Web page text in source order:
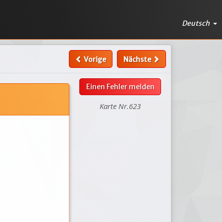
Deutsch
Vorige Nächste
Einen Fehler melden
Karte Nr.623